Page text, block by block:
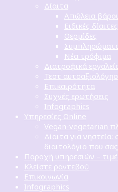
Δίαιτα
Απώλεια
Ειδικές δίαιτες
Θερμίδες
Νέα τρόφιμα
Διατροφικά
Τεστ
Επικαιρότητα
Συχνές ερωτήσεις
Infographics
Υπηρεσίες Online
Vegan-vegetarian
Δίαιτα για
διαιτολόγιο που σας
Παροχή υπηρεσιών –
Κλείστε ραντεβού
Επικοινωνία
Infographics